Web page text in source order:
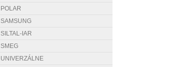
POLAR
SAMSUNG
SILTAL-IAR
SMEG
UNIVERZÁLNE